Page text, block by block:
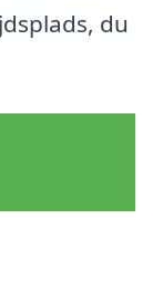
du